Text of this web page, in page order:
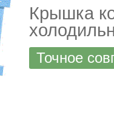
Крышка
Точное